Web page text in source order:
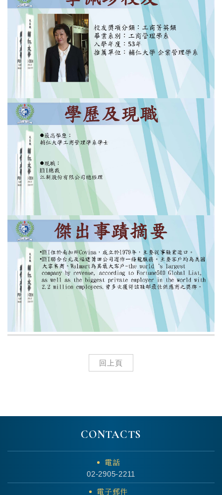
回上頁
CONTACTS
電話
02-2905-2211
電子郵件